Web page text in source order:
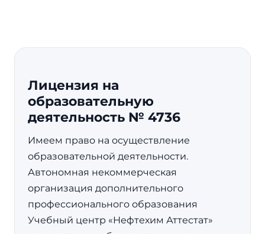
Лицензия на
образовательную
деятельность № 4736
Имеем право на осуществление
образовательной деятельности.
Автономная некоммерческая
организация дополнительного
профессионального образования
Учебный центр «Нефтехим Аттестат»